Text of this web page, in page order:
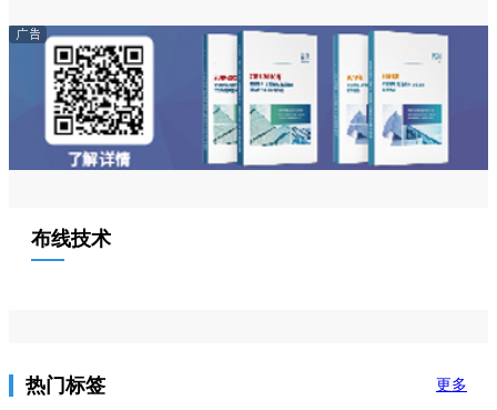
布线技术
热门标签 更多